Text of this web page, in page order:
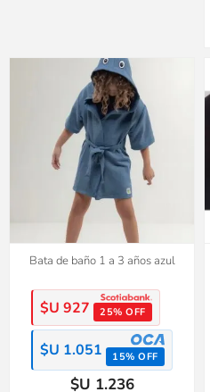
Bata de baño 1 a 3 años azul
$U 927 25% OFF
$U 1.051 15% OFF
$U 1.236